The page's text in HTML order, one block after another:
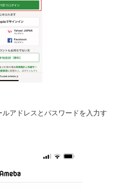
アドレスとパスワードを入力す